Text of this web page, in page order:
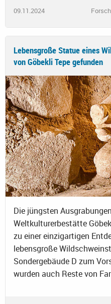
09.11.2024
Lebensgroße Statue eines
von Göbekli Tepe gefunden
Die jüngsten
Weltkulturerbestätte
zu einer einzigartigen
lebensgroße
Sondergebäude D zum
wurden auch Reste von